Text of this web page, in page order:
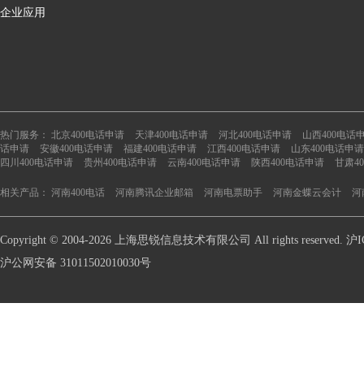
企业应用
热门服务： 北京400电话申请 天津400电话申请 河北400电话申请
山西400电话
话申请
安徽400电话申请 福建400电话申请 江西400电话申请
山东400电话申请
四川400电话申请
贵州400电话申请 云南400电话申请 陕西400电话申请 甘肃
相关产品： 河南400电话 河南腾讯企业邮箱 河南电票助手 河南金蝶云会计 河
Copyright © 2004-2026 上海思锐信息技术有限公司 All rights reserved. 沪
沪公网安备 31011502010030号